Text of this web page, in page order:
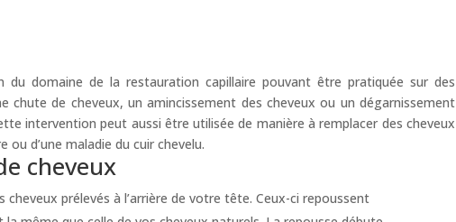
domaine de la restauration capillaire pouvant être pratiquée sur des
chute de cheveux, un amincissement des cheveux ou un dégarnissement
intervention peut aussi être utilisée de manière à remplacer des cheveux
ou d’une maladie du cuir chevelu.
cheveux
cheveux prélevés à l’arrière de votre tête. Ceux-ci repoussent